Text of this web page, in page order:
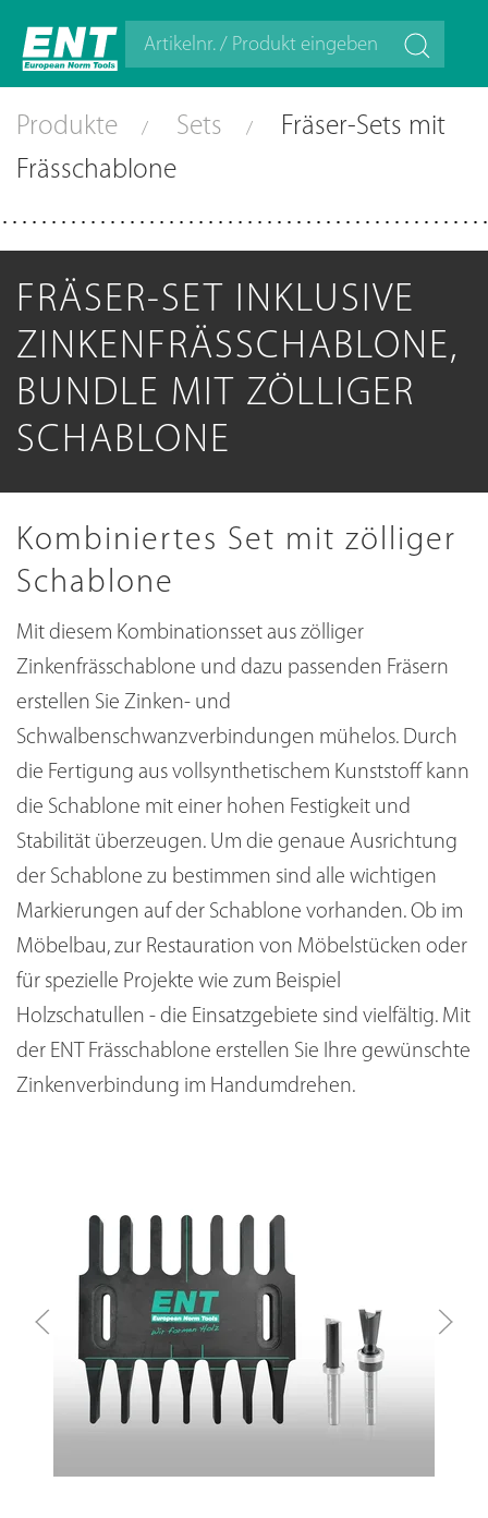
Produkte Sets
Fräser-Sets mit
Frässchablone
FRÄSER-SET INKLUSIVE
ZINKENFRÄSSCHABLONE,
BUNDLE MIT ZÖLLIGER
SCHABLONE
Kombiniertes Set mit zölliger
Schablone
Mit diesem Kombinationsset aus zölliger
Zinkenfrässchablone und dazu passenden Fräsern
erstellen Sie Zinken- und
Schwalbenschwanzverbindungen mühelos. Durch
die Fertigung aus vollsynthetischem Kunststoff kann
die Schablone mit einer hohen Festigkeit und
Stabilität überzeugen. Um die genaue Ausrichtung
der Schablone zu bestimmen sind alle wichtigen
Markierungen auf der Schablone vorhanden. Ob im
Möbelbau, zur Restauration von Möbelstücken oder
für spezielle Projekte wie zum Beispiel
Holzschatullen - die Einsatzgebiete sind vielfältig. Mit
der ENT Frässchablone erstellen Sie Ihre gewünschte
Zinkenverbindung im Handumdrehen.